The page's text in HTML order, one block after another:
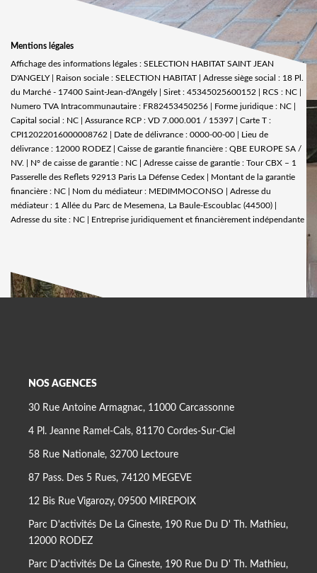
Mentions légales
Affichage des informations légales : SELECTION HABITAT SAINT JEAN
D'ANGELY | Raison sociale : SELECTION HABITAT | Adresse siège social : 18 Pl.
du Marché - 17400 Saint-Jean-d'Angély | Siret : 45345025600152 | RCS : NC |
Numero TVA Intracommunautaire : FR82453450256 | Forme juridique : NC |
Capital social : NC | Assurance RCP : VD 7.000.001 / 15397 | Carte T :
CPI12022016000008762 | Date de délivrance : 0000-00-00 | Lieu de
délivrance : 12000 RODEZ | Caisse de garantie financière : QBE EUROPE SA /
NV. | N° de caisse de garantie : NC | Adresse caisse de garantie : Tour CBX – 1
Passerelle des Reflets 92913 Paris La Défense Cedex | Montant de la garantie
financière : NC | Nom du médiateur : MEDIMMOCONSO | Adresse du
médiateur : 1 Allée du Parc de Mesemena, La Baule-Escoublac (44500) |
Adresse du site : NC | Entreprise juridiquement et financièrement indépendante
NOS AGENCES
30 Rue Antoine Armagnac, 11000 Carcassonne
4 Pl. Jeanne Ramel-Cals, 81170 Cordes-Sur-Ciel
58 Rue Nationale, 32700 Lectoure
87 Pass. Des 5 Rues, 74120 MEGEVE
12 Bis Rue Vigarozy, 09500 MIREPOIX
Parc D'activités De La Gineste, 190 Rue Du D' Th. Mathieu,
12000 RODEZ
Parc D'activités De La Gineste, 190 Rue Du D' Th. Mathieu,